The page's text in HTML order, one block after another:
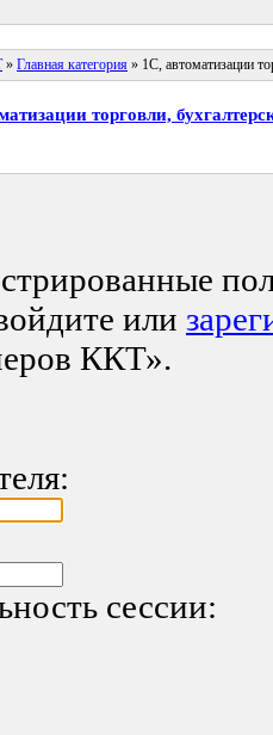
» Главная категория » 1С, автоматизации
торговли,
или
ККТ».
сессии: